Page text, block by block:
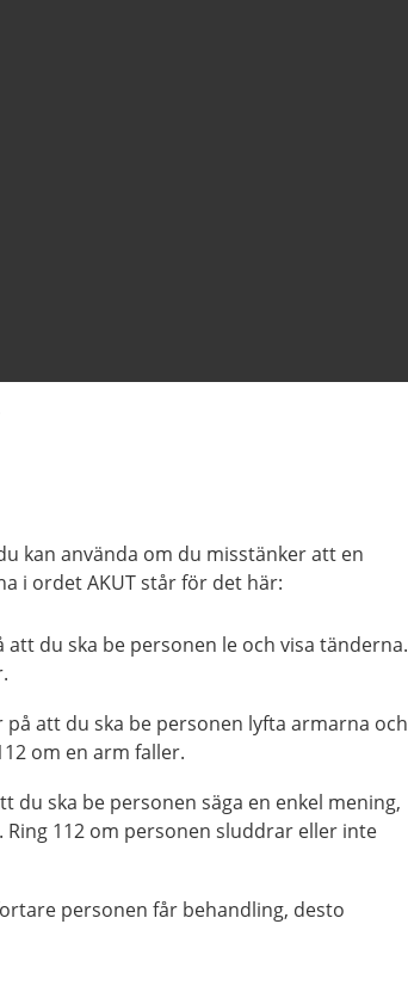
kan använda om du misstänker att en
i ordet AKUT står för det här:
du ska be personen le och visa tänderna.
att du ska be personen lyfta armarna och
om en arm faller.
du ska be personen säga en enkel mening,
Ring 112 om personen sluddrar eller inte
personen får behandling, desto